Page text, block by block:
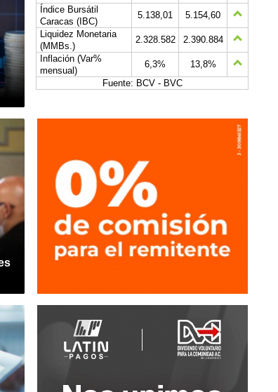
Índice Bursátil
Caracas (IBC)
5.138,01
5.154,60
Liquidez Monetaria
(MMBs.)
2.328.582
2.390.884
Inflación (Var%
mensual)
6,3%
13,8%
Fuente: BCV - BVC